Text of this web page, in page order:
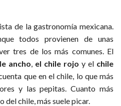
de la gastronomía mexicana.
todos provienen de unas
tres de los más comunes. El
ancho, el chile rojo y el chile
que en el chile, lo que más
y las pepitas. Cuanto más
del chile, más suele picar.